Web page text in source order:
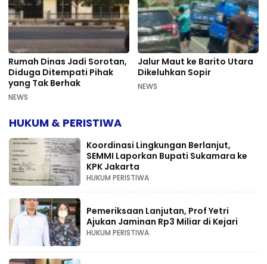
Rumah Dinas Jadi Sorotan,
Diduga Ditempati Pihak
yang Tak Berhak
NEWS
Jalur Maut ke Barito Utara
Dikeluhkan Sopir
NEWS
HUKUM & PERISTIWA
Koordinasi Lingkungan Berlanjut,
SEMMI Laporkan Bupati Sukamara ke
KPK Jakarta
HUKUM PERISTIWA
Pemeriksaan Lanjutan, Prof Yetri
Ajukan Jaminan Rp3 Miliar di Kejari
HUKUM PERISTIWA